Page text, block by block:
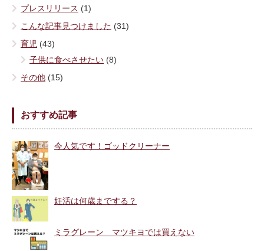
プレスリリース (1)
こんな記事見つけました (31)
育児 (43)
子供に食べさせたい (8)
その他 (15)
おすすめ記事
今人気です！ゴッドクリーナー
妊活は何歳までする？
ミラグレーン マツキヨでは買えない